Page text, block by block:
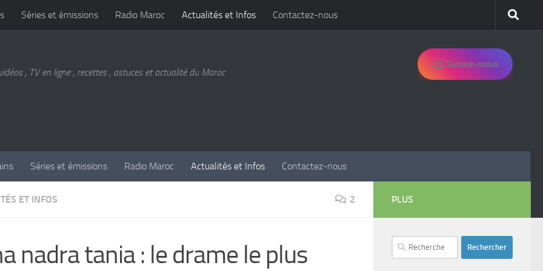
Séries et émissions Radio Maroc Actualités et Infos Contactez-nous
, TV en ligne , recettes , astuces et actualité du Maroc
Suivez-nous
Séries et émissions Radio Maroc Actualités et Infos Contactez-nous
ET INFOS 2
nadra tania : le drame le plus
PLUS
Rechercher :